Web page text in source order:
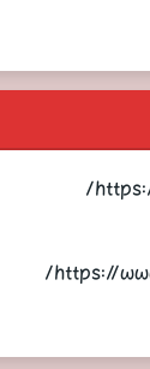
https://